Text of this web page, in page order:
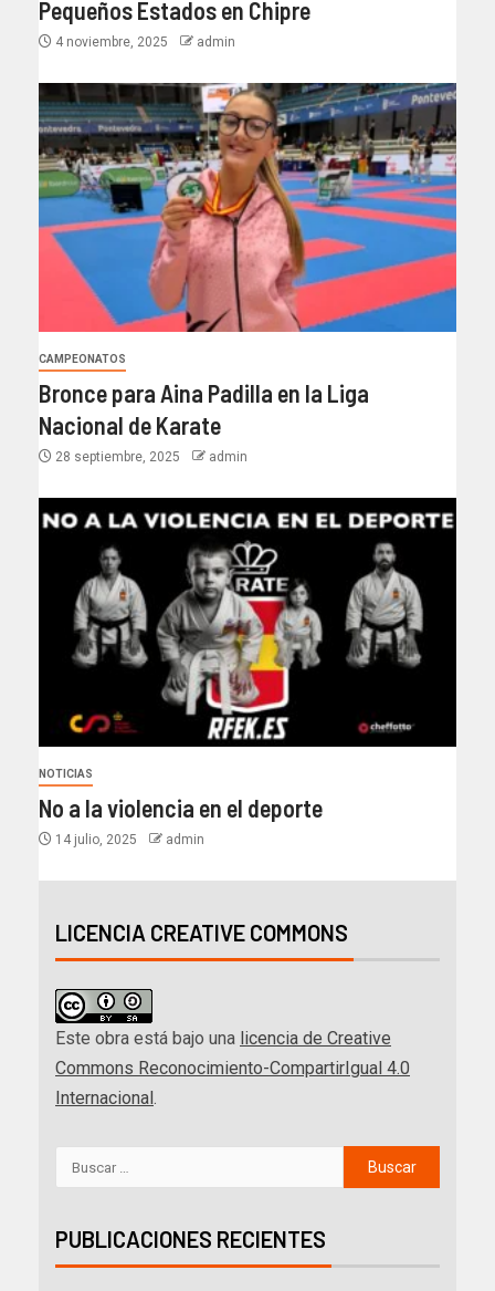
Pequeños Estados en Chipre
4 noviembre, 2025 admin
CAMPEONATOS
Bronce para Aina Padilla en la Liga
Nacional de Karate
28 septiembre, 2025 admin
NOTICIAS
No a la violencia en el deporte
14 julio, 2025 admin
LICENCIA CREATIVE COMMONS
Este obra está bajo una licencia de Creative
Commons Reconocimiento-CompartirIgual 4.0
Internacional.
PUBLICACIONES RECIENTES